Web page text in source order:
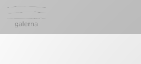
Cookies beheer paneel